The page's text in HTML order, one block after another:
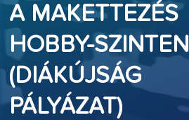
A MAKETTEZÉS
HOBBY-SZINTEN
(DIÁKÚJSÁG
PÁLYÁZAT)